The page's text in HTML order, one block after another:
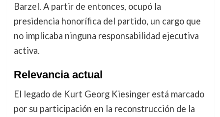
Barzel. A partir de entonces, ocupó la
presidencia honorífica del partido, un cargo que
no implicaba ninguna responsabilidad ejecutiva
activa.
Relevancia actual
El legado de Kurt Georg Kiesinger está marcado
por su participación en la reconstrucción de la